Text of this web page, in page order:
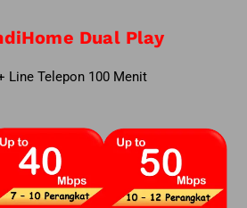
Dual Play
Line Telepon 100 Menit